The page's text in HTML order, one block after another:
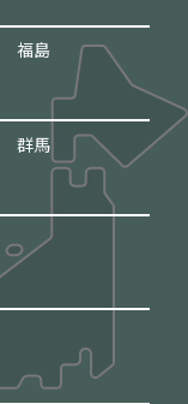
福島
群馬